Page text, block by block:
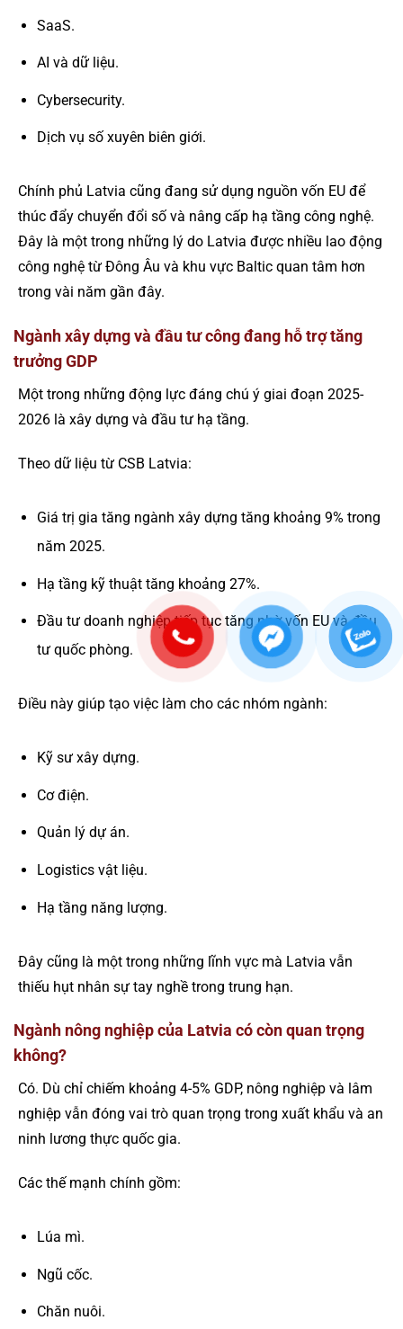
SaaS.
AI và dữ liệu.
Cybersecurity.
Dịch vụ số xuyên biên giới.
Chính phủ Latvia cũng đang sử dụng nguồn vốn EU để
thúc đẩy chuyển đổi số và nâng cấp hạ tầng công nghệ.
Đây là một trong những lý do Latvia được nhiều lao động
công nghệ từ Đông Âu và khu vực Baltic quan tâm hơn
trong vài năm gần đây.
Ngành xây dựng và đầu tư công đang hỗ trợ tăng
trưởng GDP
Một trong những động lực đáng chú ý giai đoạn 2025-
2026 là xây dựng và đầu tư hạ tầng.
Theo dữ liệu từ CSB Latvia:
Giá trị gia tăng ngành xây dựng tăng khoảng 9% trong
năm 2025.
Hạ tầng kỹ thuật tăng khoảng 27%.
Đầu tư doanh nghiệp tiếp tục tăng nhờ vốn EU và đầu
tư quốc phòng.
Điều này giúp tạo việc làm cho các nhóm ngành:
Kỹ sư xây dựng.
Cơ điện.
Quản lý dự án.
Logistics vật liệu.
Hạ tầng năng lượng.
Đây cũng là một trong những lĩnh vực mà Latvia vẫn
thiếu hụt nhân sự tay nghề trong trung hạn.
Ngành nông nghiệp của Latvia có còn quan trọng
không?
Có. Dù chỉ chiếm khoảng 4-5% GDP, nông nghiệp và lâm
nghiệp vẫn đóng vai trò quan trọng trong xuất khẩu và an
ninh lương thực quốc gia.
Các thế mạnh chính gồm:
Lúa mì.
Ngũ cốc.
Chăn nuôi.